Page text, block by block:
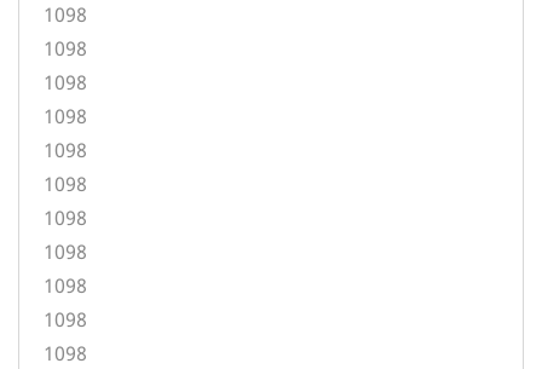
1098
1098
1098
1098
1098
1098
1098
1098
1098
1098
1098